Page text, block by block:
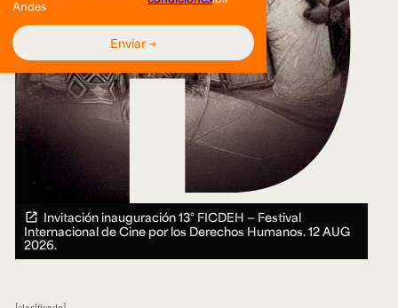
Invitación inauguración 13° FICDEH — Festival
Internacional de Cine por los Derechos Humanos.12 AUG
2026.